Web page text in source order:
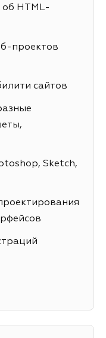
об HTML-
проектов
сайтов
Sketch,